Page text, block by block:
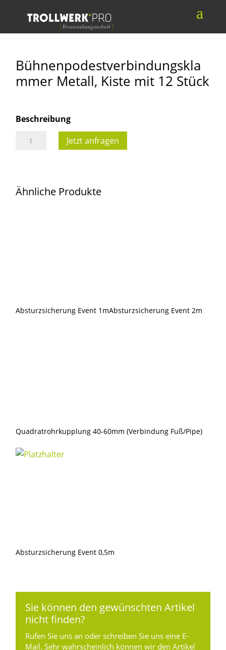
Bühnenpodestverbindungskla
mmer Metall, Kiste mit 12 Stück
Beschreibung
Bühnenpodestverbindungsklammer
12
Jetzt anfragen
Ähnliche Produkte
Absturzsicherung Event 1mAbsturzsicherung Event 2m
Quadratrohrkupplung 40-60mm (Verbindung Fuß/Pipe)
Absturzsicherung Event 0,5m
Sie können den gewünschten Artikel
nicht finden?
Rufen Sie uns an oder schreiben Sie uns eine E-
Mail. Sehr wahrscheinlich können wir den Artikel